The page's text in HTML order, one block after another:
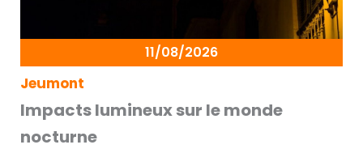
11/08/2026
Jeumont
Impacts lumineux sur le monde
nocturne